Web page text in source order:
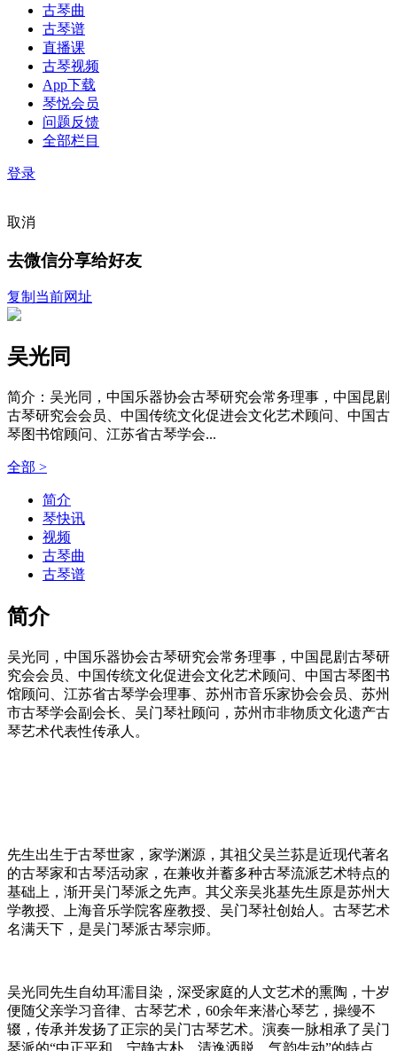
古琴曲
古琴谱
直播课
古琴视频
App下载
琴悦会员
问题反馈
全部栏目
登录
取消
去微信分享给好友
复制当前网址
吴光同
简介：吴光同，中国乐器协会古琴研究会常务理事，中国昆剧
古琴研究会会员、中国传统文化促进会文化艺术顾问、中国古
琴图书馆顾问、江苏省古琴学会...
全部 >
简介
琴快讯
视频
古琴曲
古琴谱
简介
吴光同，中国乐器协会古琴研究会常务理事，中国昆剧古琴研
究会会员、中国传统文化促进会文化艺术顾问、中国古琴图书
馆顾问、江苏省古琴学会理事、苏州市音乐家协会会员、苏州
市古琴学会副会长、吴门琴社顾问，苏州市非物质文化遗产古
琴艺术代表性传承人。
先生出生于古琴世家，家学渊源，其祖父吴兰荪是近现代著名
的古琴家和古琴活动家，在兼收并蓄多种古琴流派艺术特点的
基础上，渐开吴门琴派之先声。其父亲吴兆基先生原是苏州大
学教授、上海音乐学院客座教授、吴门琴社创始人。古琴艺术
名满天下，是吴门琴派古琴宗师。
吴光同先生自幼耳濡目染，深受家庭的人文艺术的熏陶，十岁
便随父亲学习音律、古琴艺术，60余年来潜心琴艺，操缦不
辍，传承并发扬了正宗的吴门古琴艺术。演奏一脉相承了吴门
琴派的“中正平和、宁静古朴、清逸洒脱、气韵生动”的特点，